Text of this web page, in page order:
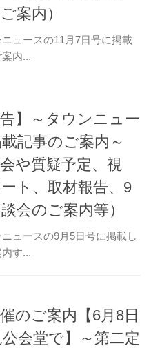
案内）
ュースの11月7日号に掲載
内...
告】～タウンニュー
記事のご案内～
や質疑予定、視
ト、取材報告、9
会のご案内等）
ュースの9月5日号に掲載し
す...
のご案内【6月8日
会堂で】～第二定